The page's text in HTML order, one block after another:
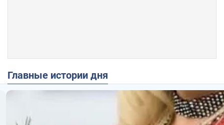
Главные истории дня